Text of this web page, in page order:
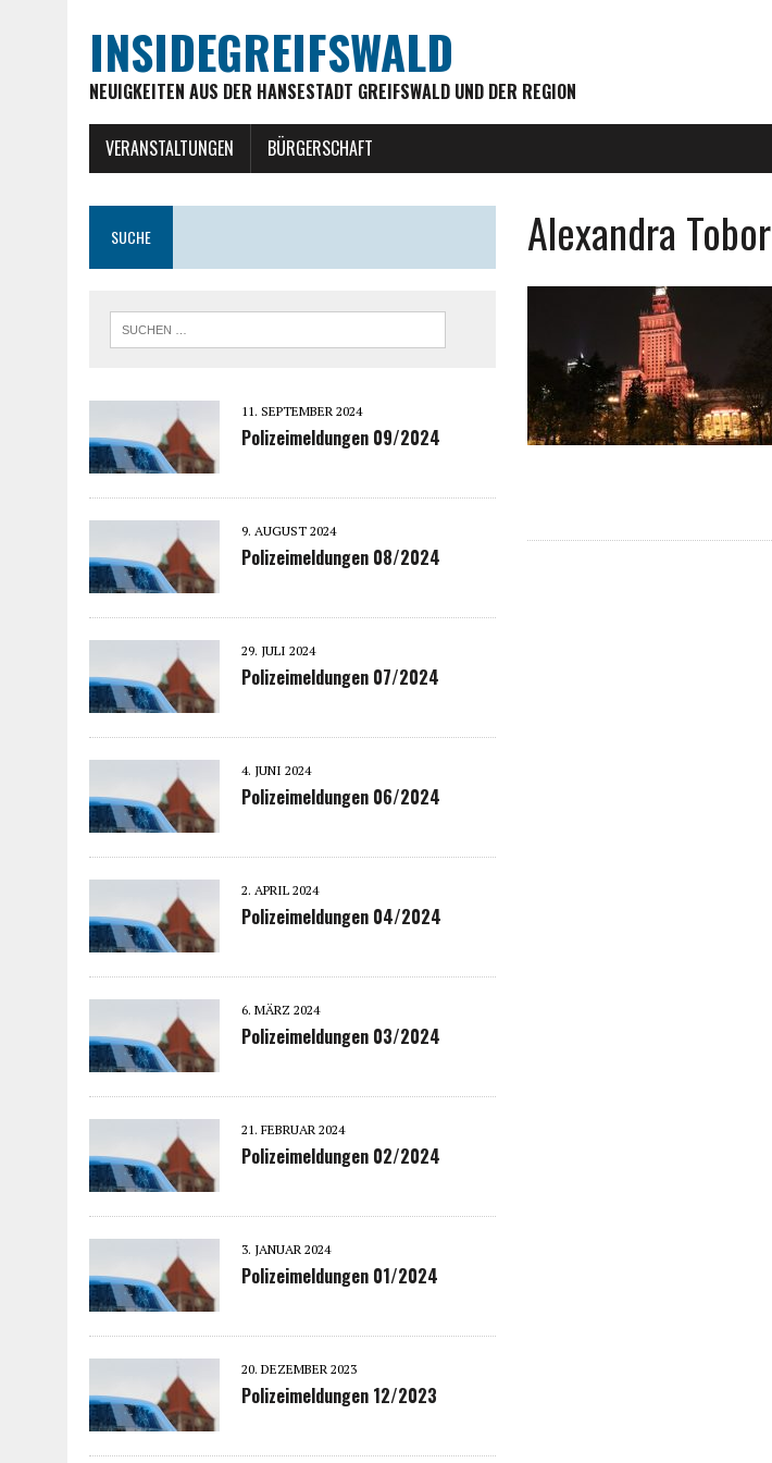
INSIDEGREIFSWALD
NEUIGKEITEN AUS DER HANSESTADT GREIFSWALD UND DER REGION
VERANSTALTUNGEN BÜRGERSCHAFT
Alexandra Tobor
SUCHE
11. SEPTEMBER 2024
Polizeimeldungen 09/2024
9. AUGUST 2024
Polizeimeldungen 08/2024
29. JULI 2024
Polizeimeldungen 07/2024
4. JUNI 2024
Polizeimeldungen 06/2024
2. APRIL 2024
Polizeimeldungen 04/2024
6. MÄRZ 2024
Polizeimeldungen 03/2024
21. FEBRUAR 2024
Polizeimeldungen 02/2024
3. JANUAR 2024
Polizeimeldungen 01/2024
20. DEZEMBER 2023
Polizeimeldungen 12/2023